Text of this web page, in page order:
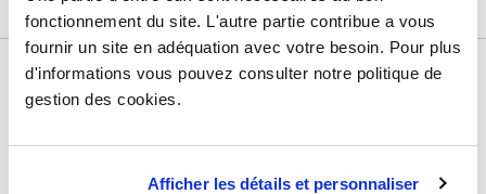
fonctionnement du site. L'autre partie contribue a vous
fournir un site en adéquation avec votre besoin. Pour plus
d'informations vous pouvez consulter notre politique de
gestion des cookies.
Afficher les détails et personnaliser
DESCRIPTIF
DÉTAILS TECHNIQUES
sanitaire